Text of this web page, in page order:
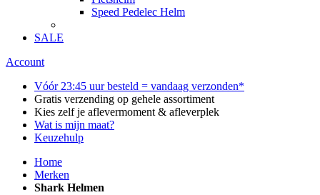
Speed Pedelec Helm
SALE
Account
Vóór 23:45 uur besteld = vandaag verzonden*
Gratis verzending op gehele assortiment
Kies zelf je aflevermoment & afleverplek
Wat is mijn maat?
Keuzehulp
Home
Merken
Shark Helmen